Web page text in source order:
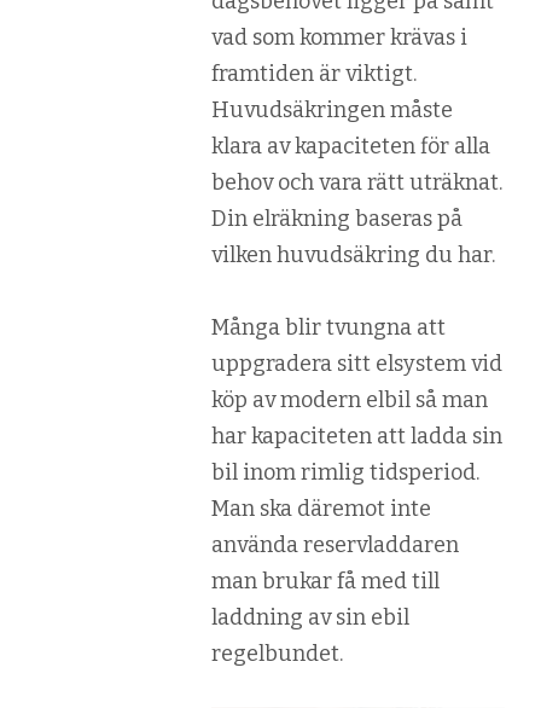
vad som kommer krävas i
framtiden är viktigt.
Huvudsäkringen måste
klara av kapaciteten för alla
behov och vara rätt uträknat.
Din elräkning baseras på
vilken huvudsäkring du har.
Många blir tvungna att
uppgradera sitt elsystem vid
köp av modern elbil så man
har kapaciteten att ladda sin
bil inom rimlig tidsperiod.
Man ska däremot inte
använda reservladdaren
man brukar få med till
laddning av sin ebil
regelbundet.